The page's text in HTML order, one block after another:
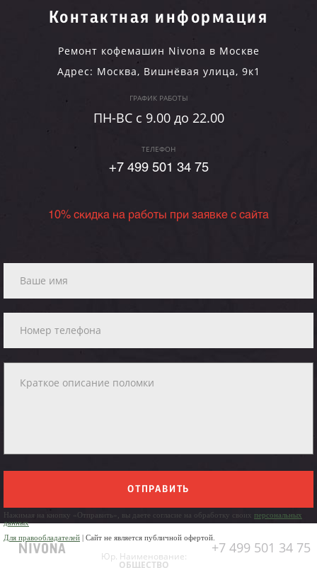
Контактная информация
Ремонт кофемашин Nivona в Москве
Адрес: Москва, Вишнёвая улица, 9к1
ГРАФИК РАБОТЫ
ПН-ВC c 9.00 до 22.00
ТЕЛЕФОН
+7 499 501 34 75
10% скидка на работы при заявке с сайта
ОТПРАВИТЬ
Нажимая на кнопку «Отправить», вы даете согласие на обработку своих персональных
данных
Для правообладателей | Сайт не является публичной офертой.
+7 499 501 34 75
Юр. Наименование:
ОБЩЕСТВО